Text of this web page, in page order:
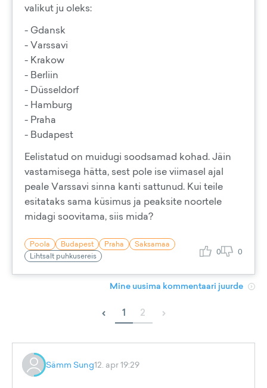
valikut ju oleks:
- Gdansk
- Varssavi
- Krakow
- Berliin
- Düsseldorf
- Hamburg
- Praha
- Budapest
Eelistatud on muidugi soodsamad kohad. Jäin
vastamisega hätta, sest pole ise viimasel ajal
peale Varssavi sinna kanti sattunud. Kui teile
esitataks sama küsimus ja peaksite noortele
midagi soovitama, siis mida?
Poola Budapest Praha
Saksamaa
Lihtsalt puhkusereis
0 0
Mine uusima kommentaari juurde
‹ 1 2 ›
Sämm Sung12. apr 19:29